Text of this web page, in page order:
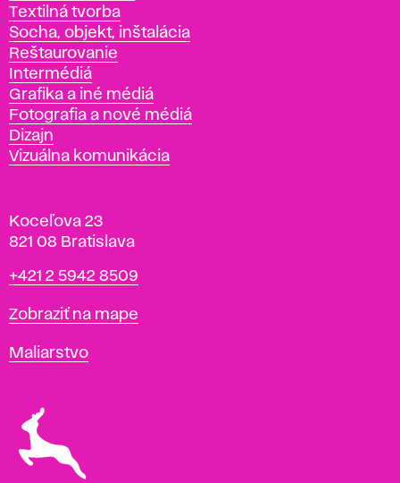
Textilná tvorba
Socha, objekt, inštalácia
Reštaurovanie
Intermédiá
Grafika a iné médiá
Fotografia a nové médiá
Dizajn
Vizuálna komunikácia
Koceľova 23
821 08 Bratislava
Telefón
+421 2 5942 8509
Mapa
Zobraziť na mape
Katedry
Maliarstvo